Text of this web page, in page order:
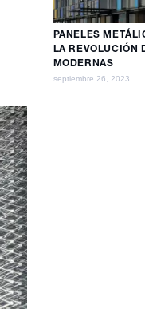
PANELES
LA REVOLUCIÓN
MODERNAS
septiembre 26, 2023